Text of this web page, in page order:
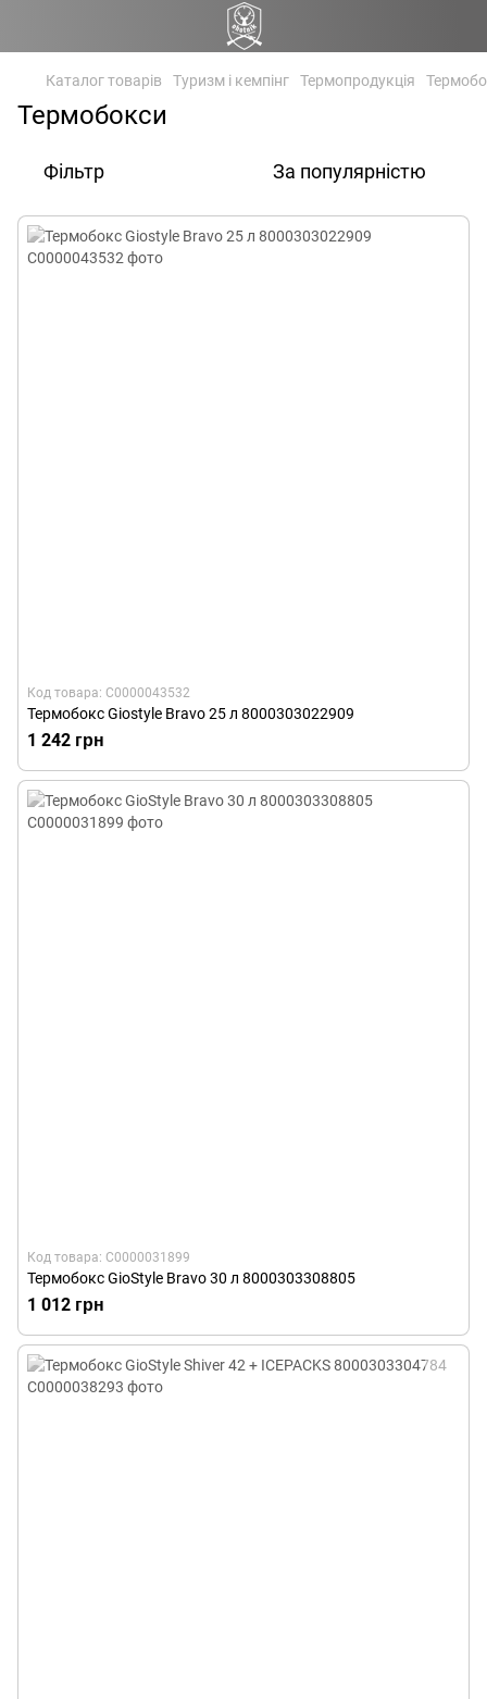
Каталог товарів Туризм і кемпінг Термопродукція
Термобокси
Фільтр За популярністю
Код товара: С0000043532
Термобокс Giostyle Bravo 25 л 8000303022909
1 242 грн
Код товара: С0000031899
Термобокс GioStyle Bravo 30 л 8000303308805
1 012 грн